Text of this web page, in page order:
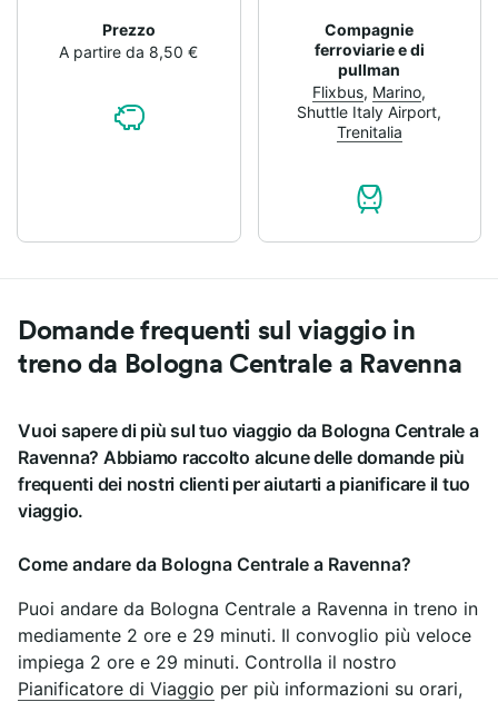
Prezzo
A partire da 8,50 €
Compagnie
ferroviarie e di
pullman
Flixbus, Marino,
Shuttle Italy Airport,
Trenitalia
Domande frequenti sul viaggio in
treno da Bologna Centrale a Ravenna
Vuoi sapere di più sul tuo viaggio da Bologna Centrale a
Ravenna? Abbiamo raccolto alcune delle domande più
frequenti dei nostri clienti per aiutarti a pianificare il tuo
viaggio.
Come andare da Bologna Centrale a Ravenna?
Puoi andare da Bologna Centrale a Ravenna in treno in
mediamente 2 ore e 29 minuti. Il convoglio più veloce
impiega 2 ore e 29 minuti. Controlla il nostro
Pianificatore di Viaggio per più informazioni su orari,